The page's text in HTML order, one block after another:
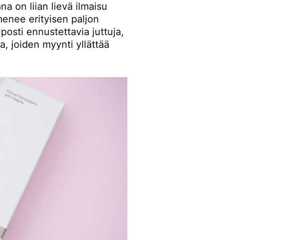
on liian lievä ilmaisu
erityisen paljon
ennustettavia juttuja,
joiden myynti yllättää